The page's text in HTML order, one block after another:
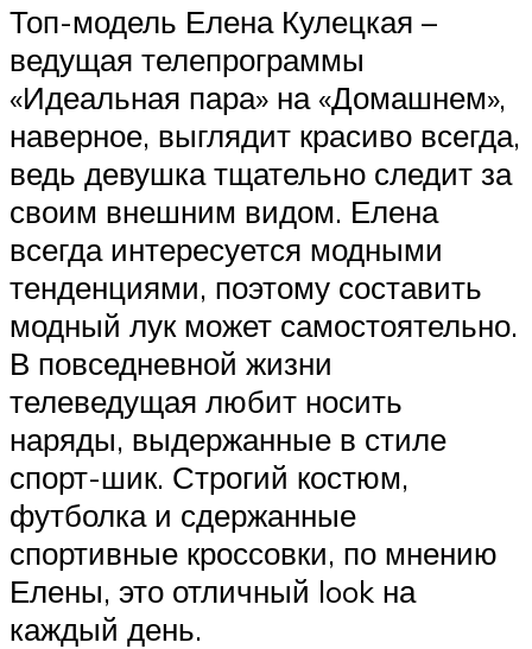
Топ-модель Елена Кулецкая –
ведущая телепрограммы
«Идеальная пара» на «Домашнем»,
наверное, выглядит красиво всегда,
ведь девушка тщательно следит за
своим внешним видом. Елена
всегда интересуется модными
тенденциями, поэтому составить
модный лук может самостоятельно.
В повседневной жизни
телеведущая любит носить
наряды, выдержанные в стиле
спорт-шик. Строгий костюм,
футболка и сдержанные
спортивные кроссовки, по мнению
Елены, это отличный look на
каждый день.